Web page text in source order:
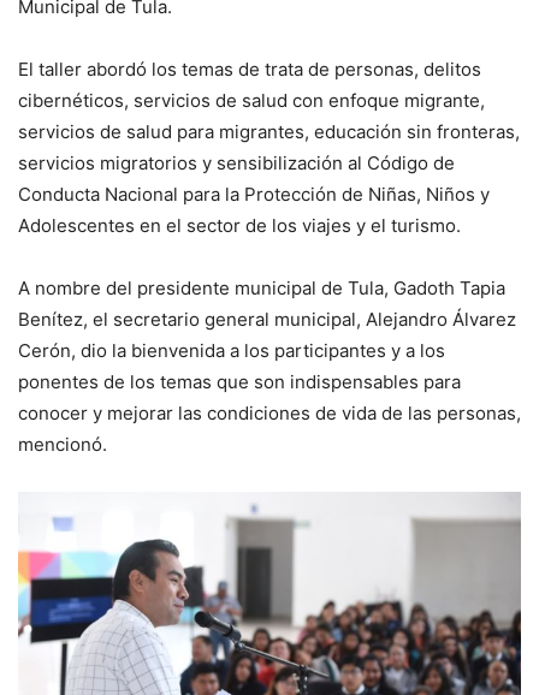
Municipal de Tula.
El taller abordó los temas de trata de personas, delitos
cibernéticos, servicios de salud con enfoque migrante,
servicios de salud para migrantes, educación sin fronteras,
servicios migratorios y sensibilización al Código de
Conducta Nacional para la Protección de Niñas, Niños y
Adolescentes en el sector de los viajes y el turismo.
A nombre del presidente municipal de Tula, Gadoth Tapia
Benítez, el secretario general municipal, Alejandro Álvarez
Cerón, dio la bienvenida a los participantes y a los
ponentes de los temas que son indispensables para
conocer y mejorar las condiciones de vida de las personas,
mencionó.